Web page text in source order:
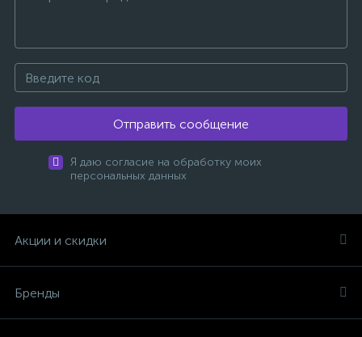
Отправить сообщение
Я даю согласие на обработку моих
персональных данных
Акции и скидки
Бренды